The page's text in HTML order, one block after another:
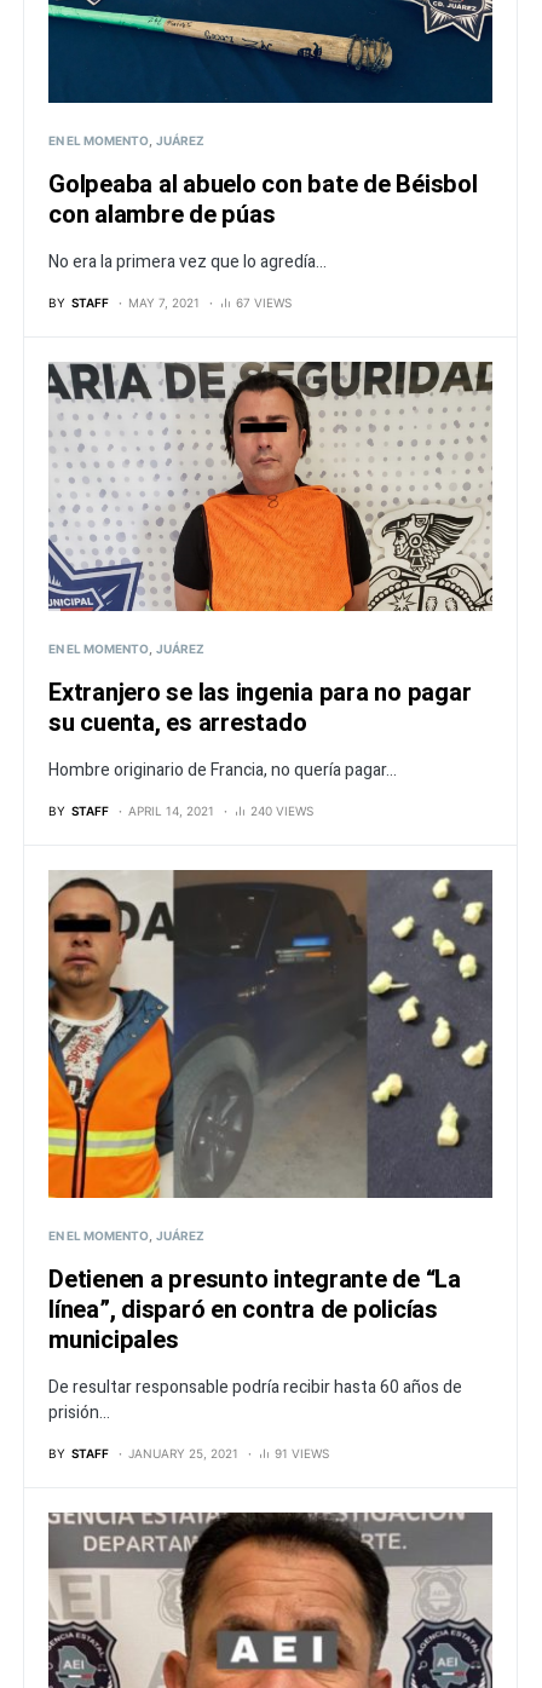
EN EL MOMENTO JUÁREZ
Golpeaba al abuelo con bate de Béisbol
con alambre de púas
No era la primera vez que lo agredía...
BY STAFF MAY 7, 2021 67 VIEWS
EN EL MOMENTO JUÁREZ
Extranjero se las ingenia para no pagar
su cuenta, es arrestado
Hombre originario de Francia, no quería pagar...
BY STAFF APRIL 14, 2021 240 VIEWS
EN EL MOMENTO JUÁREZ
Detienen a presunto integrante de “La
línea”, disparó en contra de policías
municipales
De resultar responsable podría recibir hasta 60 años de
prisión...
BY STAFF JANUARY 25, 2021 91 VIEWS